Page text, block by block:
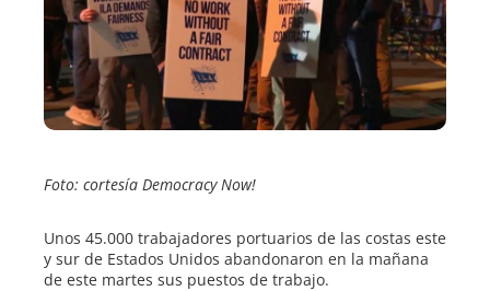
Foto: cortesía Democracy Now!
Unos 45.000 trabajadores portuarios de las costas este
y sur de Estados Unidos abandonaron en la mañana
de este martes sus puestos de trabajo.